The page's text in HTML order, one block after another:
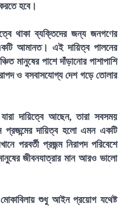
হবে।
থাকা ব্যক্তিদের জন্য জনগণের
আমানত। এই দায়িত্ব পালনের
মানুষের পাশে দাঁড়ানোর পাশাপাশি
ও বসবাসযোগ্য দেশ গড়ে তোলার
দায়িত্বে আছেন, তারা সবসময়
প্রজন্মের দায়িত্ব হলো এমন একটি
পরবর্তী প্রজন্ম নিরাপদ পরিবেশে
জীবনযাত্রার মান আরও ভালো
মোকাবিলায় শুধু আইন প্রয়োগ যথেষ্ট